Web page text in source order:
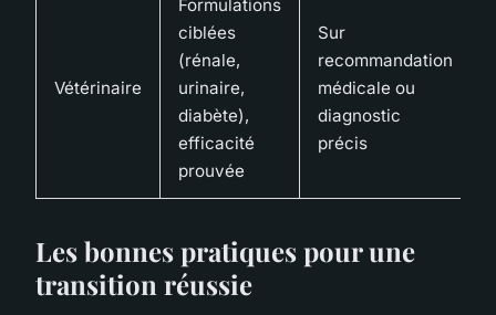
Vétérinaire
Formulations
ciblées
(rénale,
urinaire,
diabète),
efficacité
prouvée
Sur
recommandation
médicale ou
diagnostic
précis
Les bonnes pratiques pour une
transition réussie